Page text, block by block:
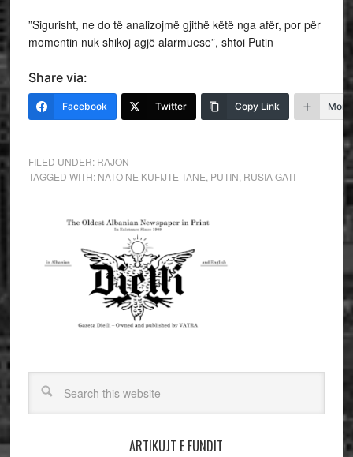
”Sigurisht, ne do të analizojmë gjithë këtë nga afër, por për
momentin nuk shikoj agjë alarmuese”, shtoi Putin
Share via:
Facebook Twitter Copy Link More
FILED UNDER: RAJON
TAGGED WITH: NATO NE KUFIJTE TANE PUTIN RUSIA GATI
ARTIKUJT E FUNDIT